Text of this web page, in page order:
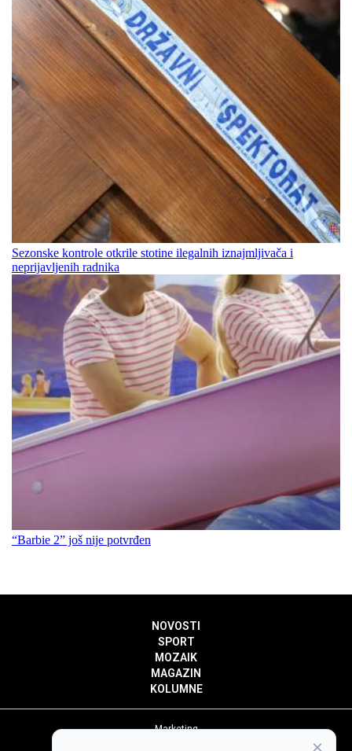
Sezonske kontrole otkrile stotine ilegalnih iznajmljivača i
neprijavljenih radnika
“Barbie 2” još nije potvrđen
NOVOSTI
SPORT
MOZAIK
MAGAZIN
KOLUMNE
Marketing